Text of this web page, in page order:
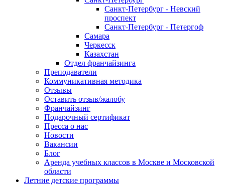
Санкт-Петербург - Невский
проспект
Санкт-Петербург - Петергоф
Самара
Черкесск
Казахстан
Отдел франчайзинга
Преподаватели
Коммуникативная методика
Отзывы
Оставить отзыв/жалобу
Франчайзинг
Подарочный сертификат
Пресса о нас
Новости
Вакансии
Блог
Аренда учебных классов в Москве и Московской
области
Летние детские программы